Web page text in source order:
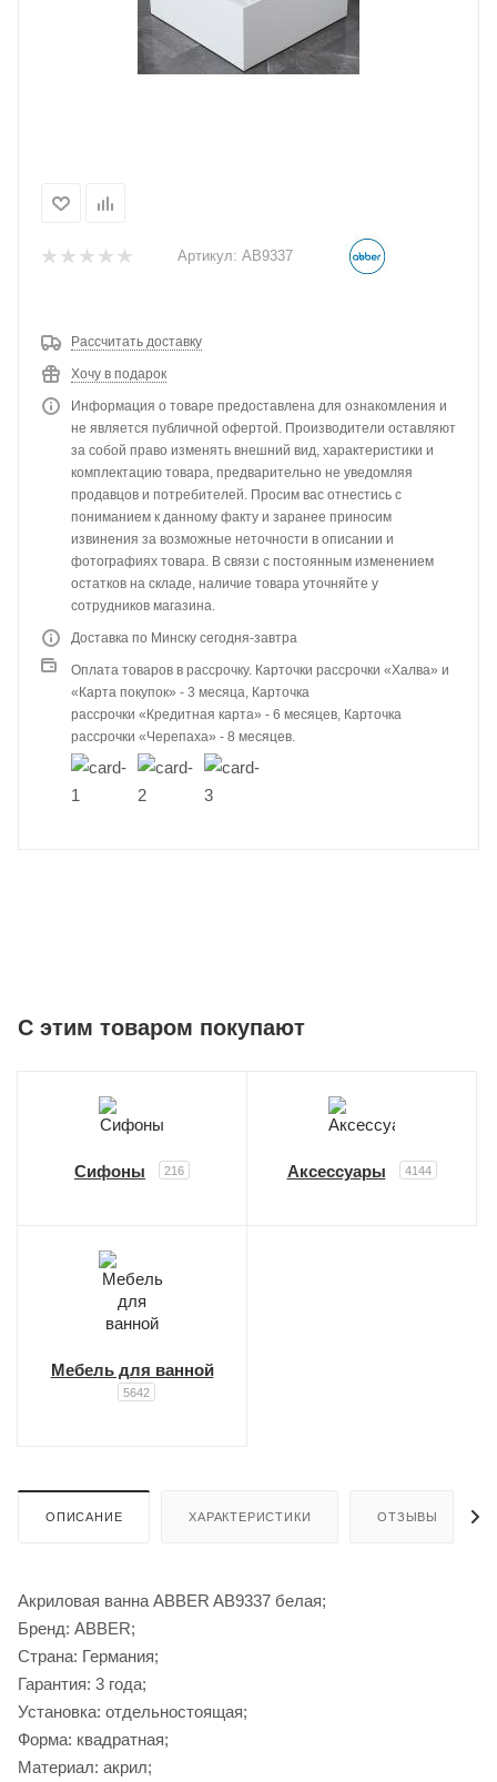
Артикул: AB9337
Рассчитать доставку
Хочу в подарок
Информация о товаре предоставлена для ознакомления и
не является публичной офертой. Производители оставляют
за собой право изменять внешний вид, характеристики и
комплектацию товара, предварительно не уведомляя
продавцов и потребителей. Просим вас отнестись с
пониманием к данному факту и заранее приносим
извинения за возможные неточности в описании и
фотографиях товара. В связи с постоянным изменением
остатков на складе, наличие товара уточняйте у
сотрудников магазина.
Доставка по Минску сегодня-завтра
Оплата товаров в рассрочку. Карточки рассрочки «Халва» и
«Карта покупок» - 3 месяца, Карточка
рассрочки «Кредитная карта» - 6 месяцев, Карточка
рассрочки «Черепаха» - 8 месяцев.
C этим товаром покупают
Сифоны 216 Аксессуары 4144
Мебель для ванной
5642
ОПИСАНИЕ ХАРАКТЕРИСТИКИ ОТЗЫВЫ
Акриловая ванна ABBER AB9337 белая;
Бренд: ABBER;
Страна: Германия;
Гарантия: 3 года;
Установка: отдельностоящая;
Форма: квадратная;
Материал: акрил;